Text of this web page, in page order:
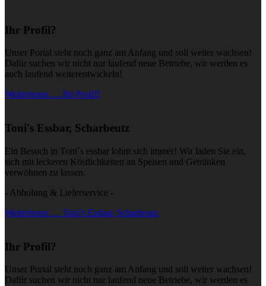
Ihr Profil?
Unser Portal steht noch ganz am Anfang und soll weiter wachsen!
Dafür suchen wir nicht nur laufend neue Betriebe, wir werden es
auch laufend weiterentwickeln!
Weiterlesen … Ihr Profil?
Toni's Essbar, Scharbeutz
Ein Besuch in Toni´s essbar lohnt sich immer! Wir laden Sie ein,
sich mit leckeren Köstlichkeiten an Speisen und Getränken
verwöhnen zu lassen.
- Abholung & Lieferservice -
Weiterlesen … Toni's Essbar, Scharbeutz
Ihr Profil?
Unser Portal steht noch ganz am Anfang und soll weiter wachsen!
Dafür suchen wir nicht nur laufend neue Betriebe, wir werden es